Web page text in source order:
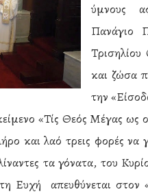
ύμνους
Πανάγιο
και ζώσα
την
«Τίς Θεός Μέγας ως
και λαό τρεις φορές να
τα γόνατα, του
Ευχή απευθύνεται στον